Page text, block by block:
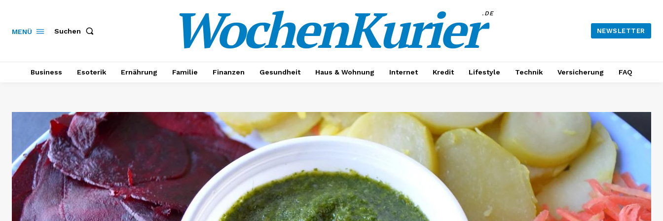
MENÜ Suchen WochenKurier.DE
NEWSLETTER
Business Esoterik Ernährung Familie Finanzen Gesundheit Haus & Wohnung Internet Kredit Lifestyle Technik Versicherung FAQ